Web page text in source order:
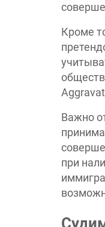
Кроме
Важно
при